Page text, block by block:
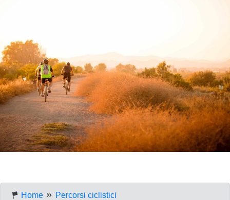
Home Percorsi ciclistici